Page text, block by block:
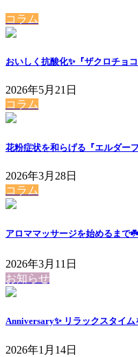
ジ
り
コラム
おいしく抗酸化✨『ザクロチョコ
2026年5月21日
コラム
花粉症状を和らげる『エルダー
2026年3月28日
コラム
アロママッサージを始めるまで☘️
2026年3月11日
お知らせ
Anniversary✨ リラックスタイ
2026年1月14日